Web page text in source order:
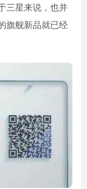
三星来说，也并
旗舰新品就已经